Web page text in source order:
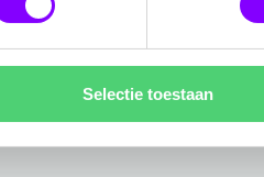
Selectie toestaan
Het is een
wil